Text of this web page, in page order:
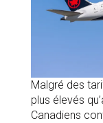
Malgré des
plus élevés
Canadiens